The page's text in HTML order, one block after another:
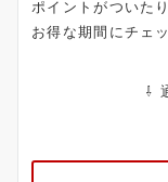
ポイントがついた
お得な期間にチェ
⇩